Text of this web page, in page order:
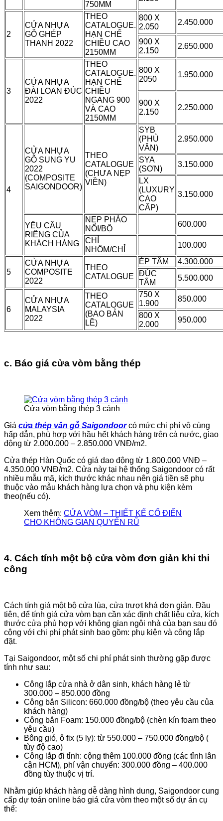
750MM
2
CỬA NHỰA
GỖ GHÉP
THANH 2022
THEO
CATALOGUE.
HẠN CHẾ
CHIỀU CAO
2150MM
800 X
2.050
2.450.000
900 X
2.150
2.650.000
3
CỬA NHỰA
ĐÀI LOAN ĐÚC
2022
THEO
CATALOGUE.
HẠN CHẾ
CHIỀU
NGANG 900
VÀ CAO
2150MM
800 X
2050
1.950.000
900 X
2.150
2.250.000
4
CỬA NHỰA
GỖ SUNG YU
2022
(COMPOSITE
SAIGONDOOR)
THEO
CATALOGUE
(CHƯA NẸP
VIỀN)
SYB
(PHỦ
VÂN)
2.950.000
SYA
(SƠN)
3.150.000
LX
(LUXURY
CAO
CẤP)
3.150.000
YÊU CẦU
RIÊNG CỦA
KHÁCH HÀNG
NẸP PHÀO
NỔI/BỘ
600.000
CHỈ
NHÔM/CHỈ
100.000
5
CỬA NHỰA
COMPOSITE
2022
THEO
CATALOGUE
ÉP TẤM
4.300.000
ĐÚC
TẤM
5.500.000
6
CỬA NHỰA
MALAYSIA
2022
THEO
CATALOGUE
(BAO BẢN
LỀ)
750 X
1.900
850.000
800 X
2.000
950.000
c. Báo giá cửa vòm bằng thép
Cửa vòm bằng thép 3 cánh
Giá cửa thép vân gỗ Saigondoorcó mức chi phí vô cùng
hấp dẫn, phù hợp với hầu hết khách hàng trên cả nước, giao
động từ 2.000.000 – 2.850.000 VNĐ/m2.
Cửa thép Hàn Quốc có giá dao động từ 1.800.000 VNĐ –
4.350.000 VNĐ/m2. Cửa này tại hệ thống Saigondoor có rất
nhiều mẫu mã, kích thước khác nhau nên giá tiền sẽ phụ
thuộc vào mẫu khách hàng lựa chọn và phụ kiện kèm
theo(nếu có).
Xem thêm: CỬA VÒM – THIẾT KẾ CỔ ĐIỂN
CHO KHÔNG GIAN QUYẾN RŨ
4. Cách tính một bộ cửa vòm đơn giản khi thi
công
Cách tính giá một bộ cửa lùa, cửa trượt khá đơn giản. Đầu
tiên, để tính giá cửa vòm bạn cần xác định chất liệu cửa, kích
thước cửa phù hợp với không gian ngôi nhà của bạn sau đó
cộng với chi phí phát sinh bao gồm: phụ kiện và công lắp
đặt.
Tại Saigondoor, một số chi phí phát sinh thường gặp được
tính như sau:
Công lắp cửa nhà ở dân sinh, khách hàng lẻ từ
300.000 – 850.000 đồng
Công bắn Silicon: 660.000 đồng/bộ (theo yêu cầu của
khách hàng)
Công bắn Foam: 150.000 đồng/bộ (chèn kín foam theo
yêu cầu)
Bông gió, ô fix (5 ly): từ 550.000 – 750.000 đồng/bộ (
tùy độ cao)
Công lắp đi tỉnh: cộng thêm 100.000 đồng (các tỉnh lân
cận HCM), phí vận chuyển: 300.000 đồng – 400.000
đồng tùy thuộc vị trí.
Nhằm giúp khách hàng dễ dàng hình dung, Saigondoor cung
cấp dự toán online báo giá cửa vòm theo một số dự án cụ
thể: